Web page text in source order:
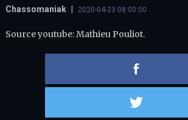
Chassomaniak 2020-04-23 08:00:00
Source youtube: Mathieu Pouliot.